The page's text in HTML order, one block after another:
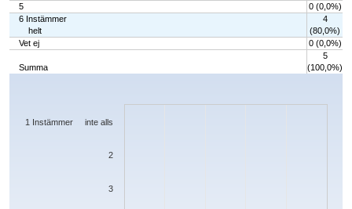
5
0 (0,0%)
6 Instämmer
helt
4
(80,0%)
Vet ej
0 (0,0%)
Summa
5
(100,0%)
Chart
The chart has 1 X axis displaying categories.
3
2
1 Instämmer inte alls